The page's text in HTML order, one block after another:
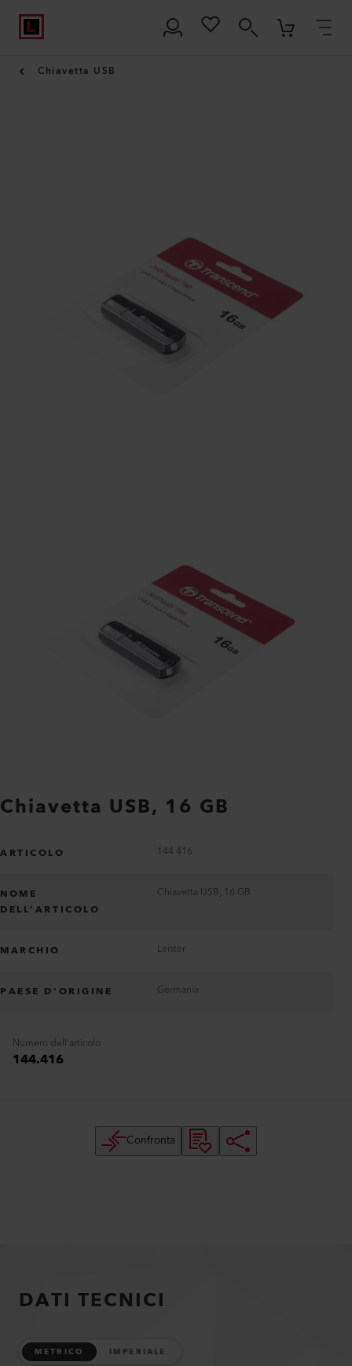
Chiavetta USB
Chiavetta USB, 16 GB
ARTICOLO 144.416
NOME
DELL’ARTICOLO
Chiavetta USB, 16 GB
MARCHIO Leister
PAESE D'ORIGINE Germania
Numero dell'articolo
144.416
Confronta
DATI TECNICI
METRICO IMPERIALE